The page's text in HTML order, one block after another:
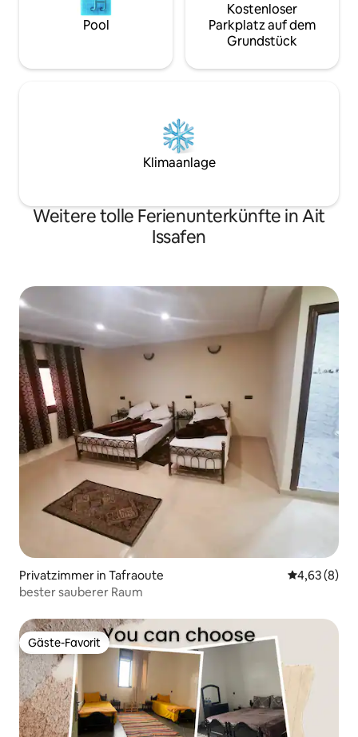
Pool
Kostenloser
Parkplatz auf dem
Grundstück
Klimaanlage
Weitere tolle Ferienunterkünfte in Ait
Issafen
Privatzimmer in Tafraoute
4,63 (8)
bester sauberer Raum
Gäste-Favorit
Gäste-Favorit